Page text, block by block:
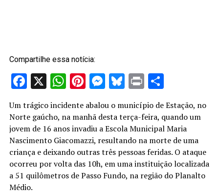
Compartilhe essa notícia:
Facebook
X WhatsApp
Pinterest
Messenger
Bluesky
PrintShare
Um trágico incidente abalou o município de Estação, no
Norte gaúcho, na manhã desta terça-feira, quando um
jovem de 16 anos invadiu a Escola Municipal Maria
Nascimento Giacomazzi, resultando na morte de uma
criança e deixando outras três pessoas feridas. O ataque
ocorreu por volta das 10h, em uma instituição localizada
a 51 quilômetros de Passo Fundo, na região do Planalto
Médio.